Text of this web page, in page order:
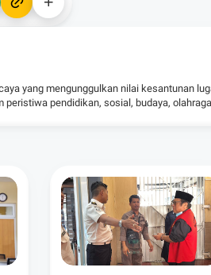
yang mengunggulkan nilai kesantunan
peristiwa pendidikan, sosial, budaya,